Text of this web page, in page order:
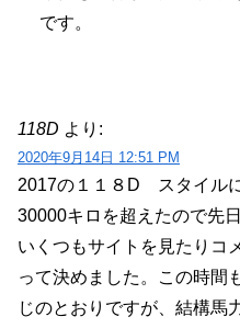
です。
118D より:
2020年9月14日 12:51 PM
2017の１１８D スタイル
30000キロを超えたので先
いくつもサイトを見たりコ
って決めました。この時間
じのとおりですが、結構馬